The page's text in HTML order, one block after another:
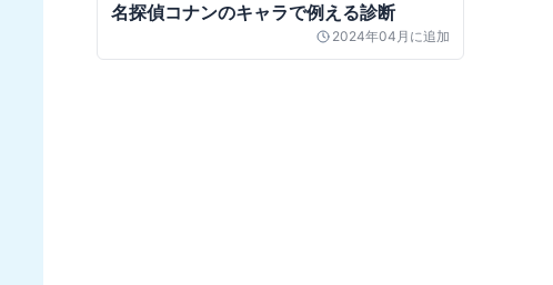
名探偵コナンのキャラで例える診断
2024年04月 に追加